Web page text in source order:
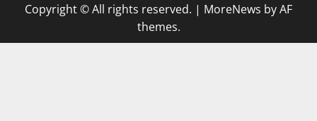
Copyright © All rights reserved. | MoreNews by AF
themes.